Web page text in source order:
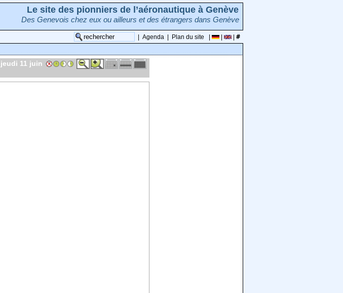
Le site des pionniers de l’aéronautique à Genève
Des Genevois chez eux ou ailleurs et des étrangers dans Genève
Agenda Plan du site
jeudi 11 juin